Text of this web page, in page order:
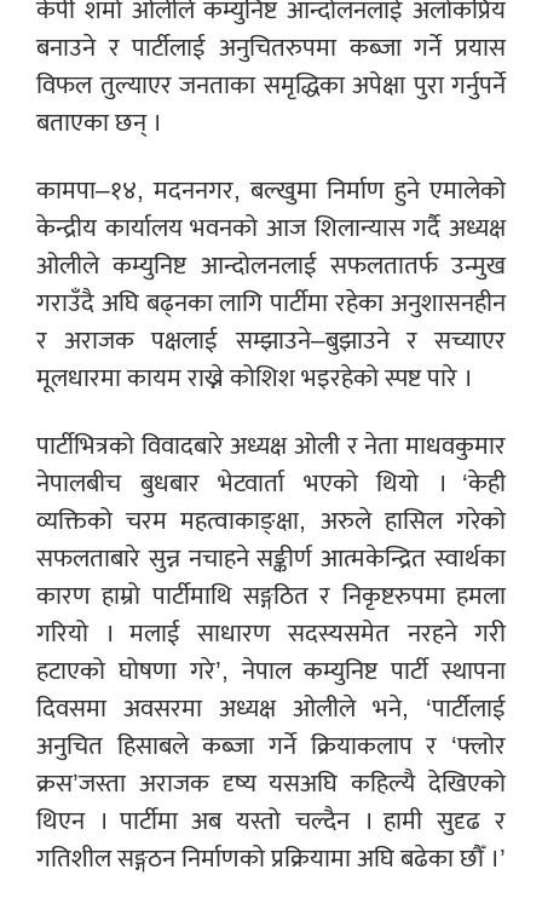
केपी शर्मा ओलीले कम्युनिष्ट आन्दोलनलाई अलोकप्रिय
बनाउने र पार्टीलाई अनुचितरुपमा कब्जा गर्ने प्रयास
विफल तुल्याएर जनताका समृद्धिका अपेक्षा पुरा गर्नुपर्ने
बताएका छन् ।
कामपा–१४, मदननगर, बल्खुमा निर्माण हुने एमालेको
केन्द्रीय कार्यालय भवनको आज शिलान्यास गर्दै अध्यक्ष
ओलीले कम्युनिष्ट आन्दोलनलाई सफलतातर्फ उन्मुख
गराउँदै अघि बढ्नका लागि पार्टीमा रहेका अनुशासनहीन
र अराजक पक्षलाई सम्झाउने–बुझाउने र सच्याएर
मूलधारमा कायम राख्ने कोशिश भइरहेको स्पष्ट पारे ।
पार्टीभित्रको विवादबारे अध्यक्ष ओली र नेता माधवकुमार
नेपालबीच बुधबार भेटवार्ता भएको थियो । ‘केही
व्यक्तिको चरम महत्वाकाङ्क्षा, अरुले हासिल गरेको
सफलताबारे सुन्न नचाहने सङ्कीर्ण आत्मकेन्द्रित स्वार्थका
कारण हाम्रो पार्टीमाथि सङ्गठित र निकृष्टरुपमा हमला
गरियो । मलाई साधारण सदस्यसमेत नरहने गरी
हटाएको घोषणा गरे’, नेपाल कम्युनिष्ट पार्टी स्थापना
दिवसमा अवसरमा अध्यक्ष ओलीले भने, ‘पार्टीलाई
अनुचित हिसाबले कब्जा गर्ने क्रियाकलाप र ‘फ्लोर
क्रस’जस्ता अराजक दृष्य यसअघि कहिल्यै देखिएको
थिएन । पार्टीमा अब यस्तो चल्दैन । हामी सुदृढ र
गतिशील सङ्गठन निर्माणको प्रक्रियामा अघि बढेका छौँ ।’